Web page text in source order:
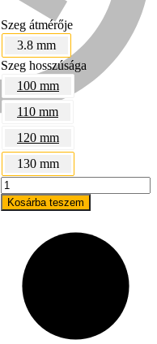
Szeg átmérője
3.8 mm
Szeg hosszúsága
100 mm
110 mm
120 mm
130 mm
EVERWIN
FSN130
szalagtáras
szögbelövő
pisztoly
mennyiség
Kosárba teszem